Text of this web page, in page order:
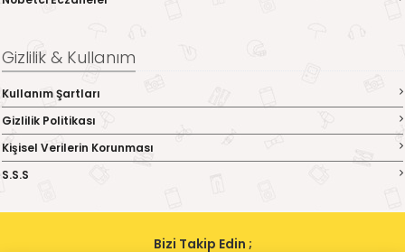
Gizlilik & Kullanım
Kullanım Şartları
Gizlilik Politikası
Kişisel Verilerin Korunması
S.S.S
Bizi Takip Edin ;